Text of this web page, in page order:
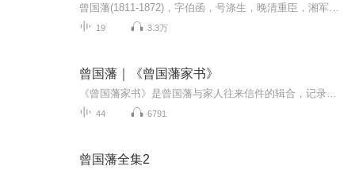
19 3.3万
曾国藩｜《曾国藩家书》
44 6791
曾国藩全集2